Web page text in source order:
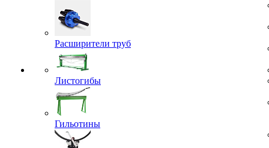
Расширители труб
Листогибы
Гильотины